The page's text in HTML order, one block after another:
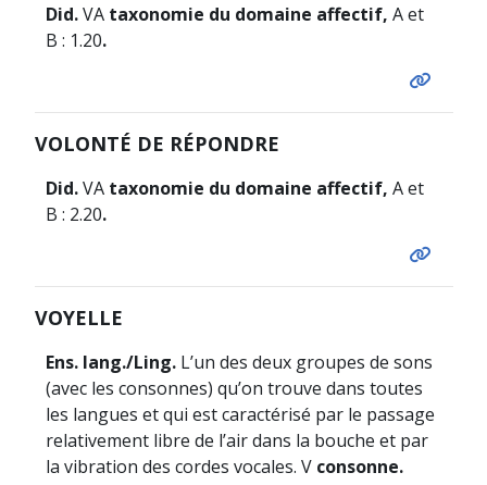
Did.VA taxonomie du domaine affectif, A et
B : 1.20.
VOLONTÉ DE RÉPONDRE
Did.VA taxonomie du domaine affectif, A et
B : 2.20.
VOYELLE
Ens. lang./Ling. L’un des deux groupes de sons
(avec les consonnes) qu’on trouve dans toutes
les langues et qui est caractérisé par le passage
relativement libre de l’air dans la bouche et par
la vibration des cordes vocales. V consonne.